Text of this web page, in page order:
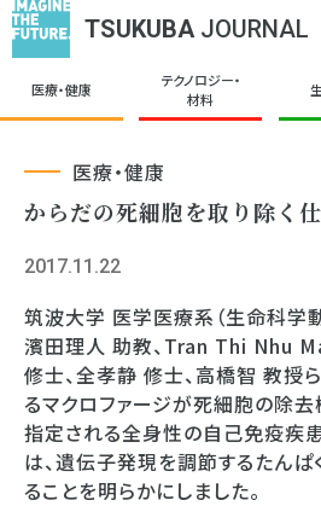
TSUKUBA JOURNAL
医療・健康
テクノロジー・
材料
医療・健康
からだの死細胞を取り除く
2017.11.22
筑波大学 医学医療系（生命科学
濱田理人 助教、Tran Thi Nhu
修士、全孝静 修士、高橋智 教授
るマクロファージが死細胞の除
指定される全身性の自己免疫疾
は、遺伝子発現を調節するたん
ることを明らかにしました。